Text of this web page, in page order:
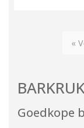
«
Goedkope